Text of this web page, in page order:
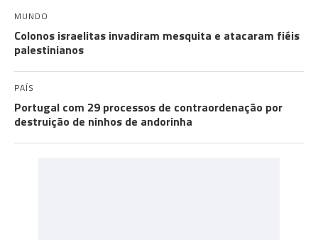
MUNDO
Colonos israelitas invadiram mesquita e atacaram fiéis
palestinianos
PAÍS
Portugal com 29 processos de contraordenação por
destruição de ninhos de andorinha